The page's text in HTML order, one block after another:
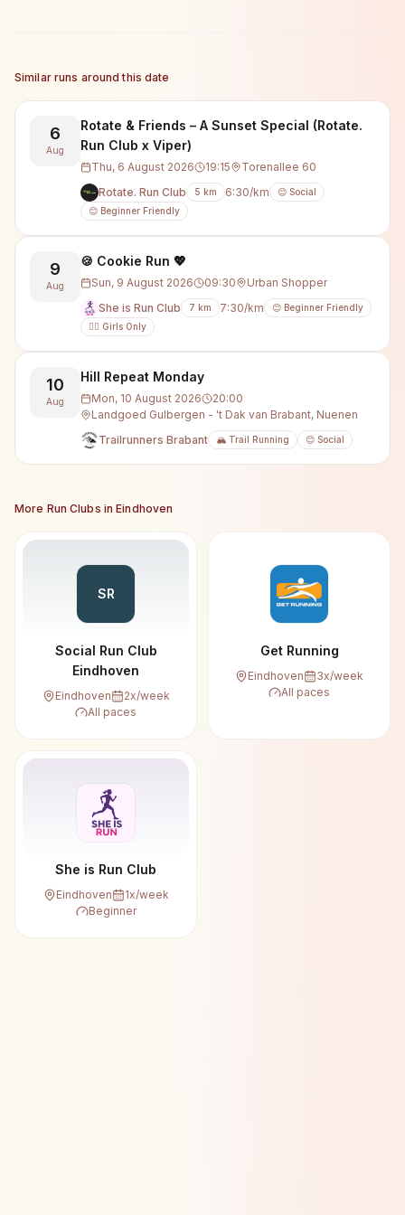
Similar runs around this date
6
Aug
Rotate & Friends – A Sunset Special (Rotate.
Run Club x Viper)
Thu, 6 August 2026 19:15
Torenallee 60
Rotate. Run Club
5 km 6:30/km
😊 Social
😊 Beginner Friendly
9
Aug
🍪 Cookie Run 💖
Sun, 9 August 2026 09:30
Urban Shopper
She is Run Club
7 km 7:30/km
😊 Beginner Friendly
🙋‍♀️ Girls Only
10
Aug
Hill Repeat Monday
Mon, 10 August 2026
20:00
Landgoed Gulbergen - 't Dak van Brabant, Nuenen
Trailrunners Brabant
🏔️ Trail Running 😊 Social
More Run Clubs inEindhoven
SR
Social Run Club
Eindhoven
Eindhoven 2x/week
All paces
Get Running
Eindhoven 3x/week
All paces
She is Run Club
Eindhoven 1x/week
Beginner